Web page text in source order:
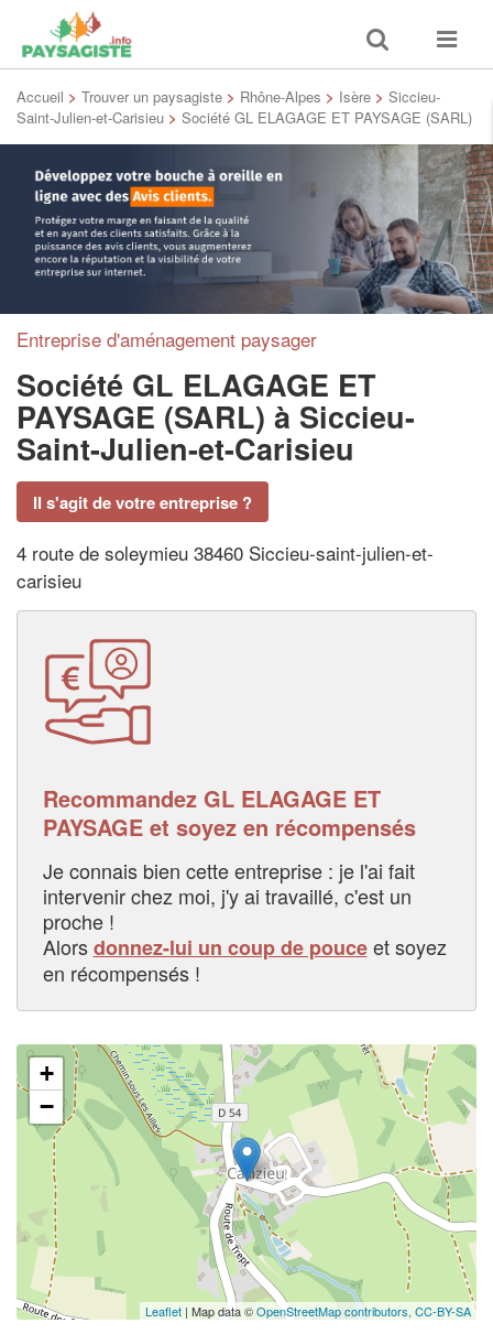
Toggle
search
Toggle
Accueil > Trouver un paysagiste > Rhône-Alpes > Isère > Siccieu-
Saint-Julien-et-Carisieu > Société GL ELAGAGE ET PAYSAGE (SARL)
Entreprise d'aménagement paysager
Société GL ELAGAGE ET
PAYSAGE (SARL) à Siccieu-
Saint-Julien-et-Carisieu
Il s'agit de votre entreprise ?
4 route de soleymieu 38460 Siccieu-saint-julien-et-
carisieu
Recommandez GL ELAGAGE ET
PAYSAGE et soyez en récompensés
Je connais bien cette entreprise : je l'ai fait
intervenir chez moi, j'y ai travaillé, c'est un
proche !
Alorsdonnez-lui un coup de pouceet soyez
en récompensés !
+
−
Leaflet | Map data ©OpenStreetMap contributors, CC-BY-SA